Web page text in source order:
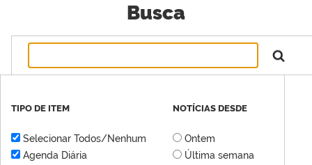
Busca
TIPO DE ITEM
Selecionar Todos/Nenhum
Agenda Diária
NOTÍCIAS DESDE
Ontem
Última semana